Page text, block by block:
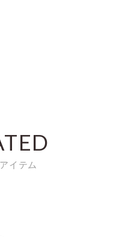
イテム